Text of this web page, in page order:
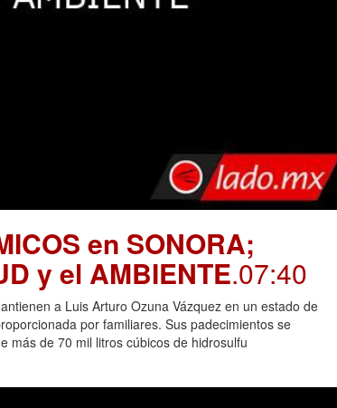
en SONORA;
y el AMBIENTE.07:40
a Luis Arturo Ozuna Vázquez en un estado de
por familiares. Sus padecimientos se
más de 70 mil litros cúbicos de hidrosulfu